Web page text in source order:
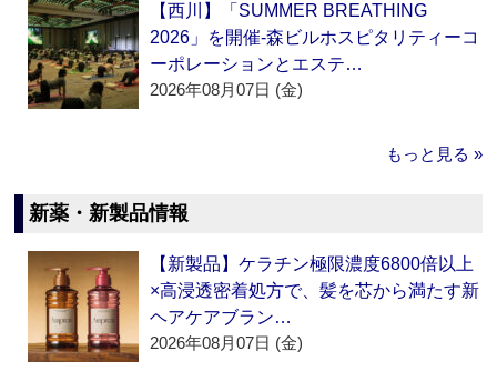
【西川】「SUMMER BREATHING
2026」を開催‐森ビルホスピタリティーコ
ーポレーションとエステ…
2026年08月07日 (金)
もっと見る »
新薬・新製品情報
【新製品】ケラチン極限濃度6800倍以上
×高浸透密着処方で、髪を芯から満たす新
ヘアケアブラン…
2026年08月07日 (金)